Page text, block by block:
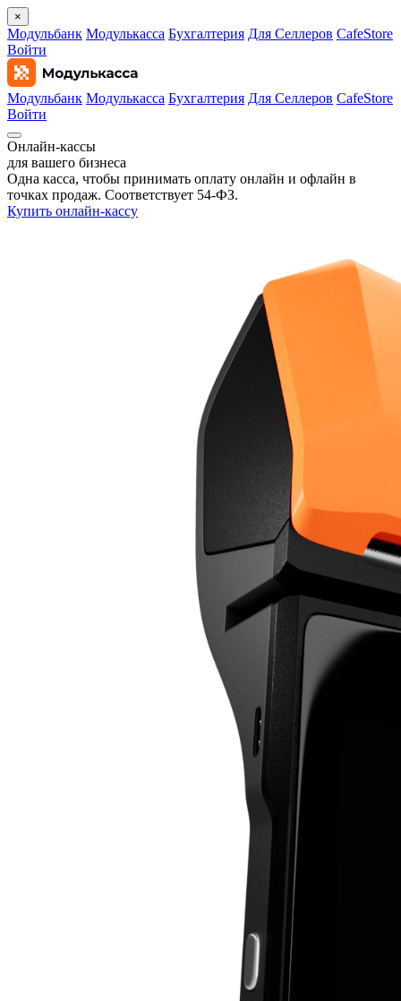
×
Модульбанк Модулькасса Бухгалтерия Для Селлеров CafeStore
Войти
Модульбанк Модулькасса Бухгалтерия Для Селлеров CafeStore
Войти
Онлайн‑кассы
для вашего бизнеса
Одна касса, чтобы принимать оплату онлайн и офлайн в
точках продаж. Соответствует 54‑ФЗ.
Купить онлайн-кассу